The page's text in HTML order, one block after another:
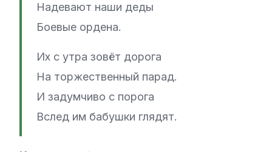
Надевают наши деды
Боевые ордена.
Их с утра зовёт дорога
На торжественный парад.
И задумчиво с порога
Вслед им бабушки глядят.